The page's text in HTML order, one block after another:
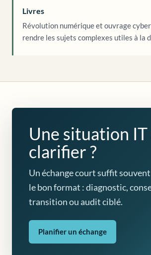
Livres
Révolution numérique et ouvrage
rendre les sujets complexes utiles à la
Une situation IT
clarifier ?
Un échange court suffit
le bon format : diagnostic,
transition ou audit ciblé.
Planifier un échange